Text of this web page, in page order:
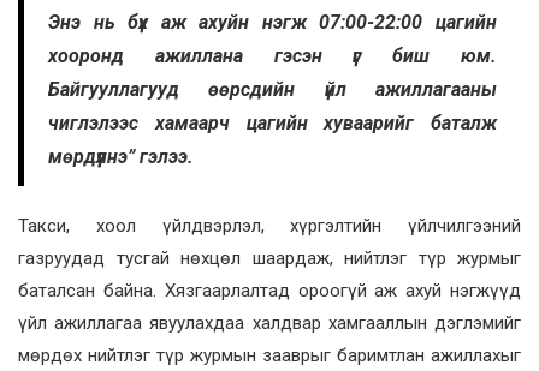
Энэ нь бүх аж ахуйн нэгж 07:00-22:00 цагийн
хооронд ажиллана гэсэн үг биш юм.
Байгууллагууд өөрсдийн үйл ажиллагааны
чиглэлээс хамаарч цагийн хуваарийг баталж
мөрдүүлнэ” гэлээ.
Такси, хоол үйлдвэрлэл, хүргэлтийн үйлчилгээний
газруудад тусгай нөхцөл шаардаж, нийтлэг түр журмыг
баталсан байна. Хязгаарлалтад ороогүй аж ахуй нэгжүүд
үйл ажиллагаа явуулахдаа халдвар хамгааллын дэглэмийг
мөрдөх нийтлэг түр журмын зааврыг баримтлан ажиллахыг